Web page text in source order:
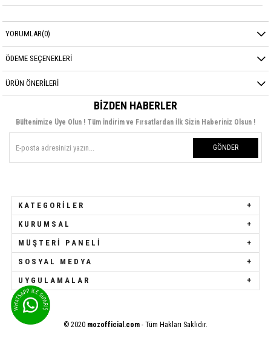
YORUMLAR(0)
ÖDEME SEÇENEKLERI
ÜRÜN ÖNERILERI
BIZDEN HABERLER
Bültenimize Üye Olun ! Tüm İndirim ve Fırsatlardan İlk Sizin Haberiniz Olsun !
GÖNDER
KATEGORILER
KURUMSAL
MÜŞTERI PANELI
SOSYAL MEDYA
UYGULAMALAR
© 2020 mozofficial.com - Tüm Hakları Saklıdır.